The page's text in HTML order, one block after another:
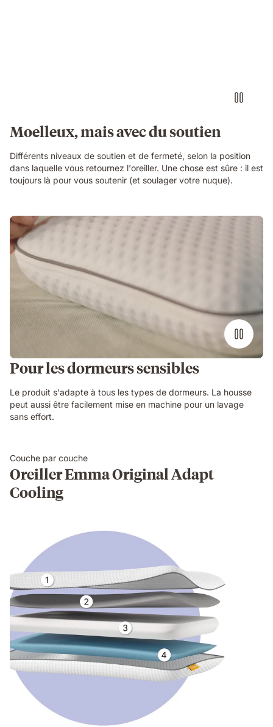
Moelleux, mais avec du soutien
Différents niveaux de soutien et de fermeté, selon la position
dans laquelle vous retournez l'oreiller. Une chose est sûre : il est
toujours là pour vous soutenir (et soulager votre nuque).
Pour les dormeurs sensibles
Le produit s'adapte à tous les types de dormeurs. La housse
peut aussi être facilement mise en machine pour un lavage
sans effort.
Couche par couche
Oreiller Emma Original Adapt
Cooling